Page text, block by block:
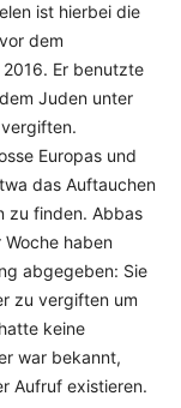
ist hierbei die
dem
2016. Er benutzte
Juden unter
Europas und
das Auftauchen
zu finden. Abbas
Woche haben
abgegeben: Sie
zu vergiften um
keine
war bekannt,
Aufruf existieren.